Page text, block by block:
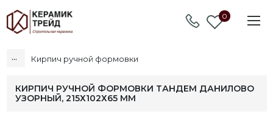
0
... Кирпич ручной формовки
КИРПИЧ РУЧНОЙ ФОРМОВКИ ТАНДЕМ ДАНИЛОВО
УЗОРНЫЙ, 215Х102Х65 ММ